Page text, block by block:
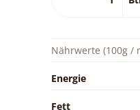
Nährwerte (100g /
Energie
Fett